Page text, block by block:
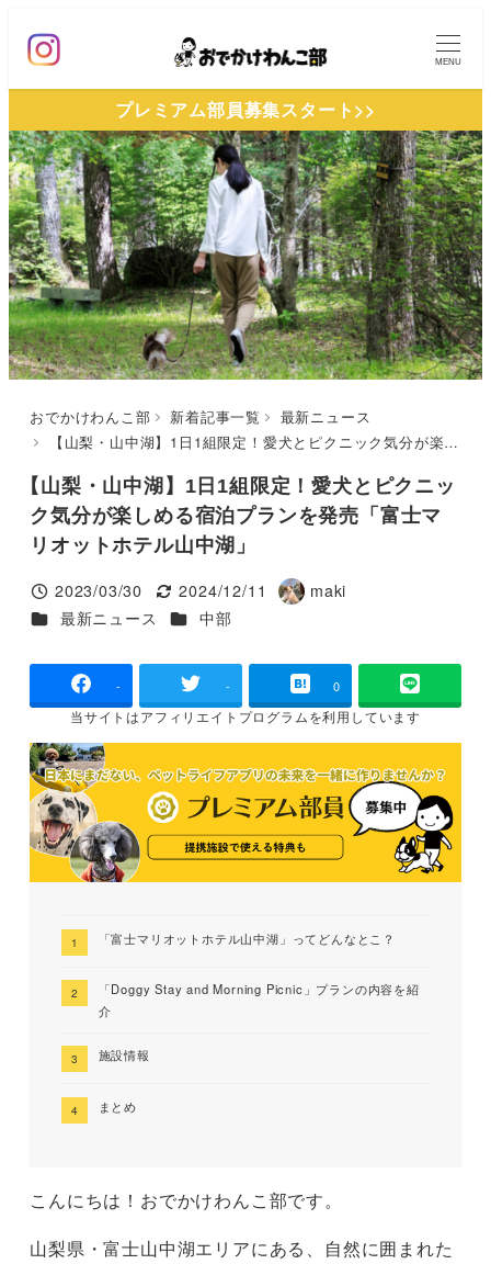
ン
ン
テ
ン
ツ
へ
移
動
MENU
プレミアム部員募集スタート>>
おでかけわんこ部 新着記事一覧
最新ニュース
【山梨・山中湖】1日1組限定！愛犬とピクニック気分が楽しめる宿泊プランを発売「富士マリオットホテル山中湖」
【山梨・山中湖】1日1組限定！愛犬とピクニッ
ク気分が楽しめる宿泊プランを発売「富士マ
リオットホテル山中湖」
投稿日
2023/03/30
更新日
2024/12/11
著
maki
カテゴリー
最新ニュース カテゴリー
中部
- - 0
当サイトはアフィリエイトプログラムを利用しています
「富士マリオットホテル山中湖」ってどんなとこ？
「Doggy Stay and Morning Picnic」プランの内容を紹
介
施設情報
まとめ
こんにちは！おでかけわんこ部です。
山梨県・富士山中湖エリアにある、自然に囲まれた